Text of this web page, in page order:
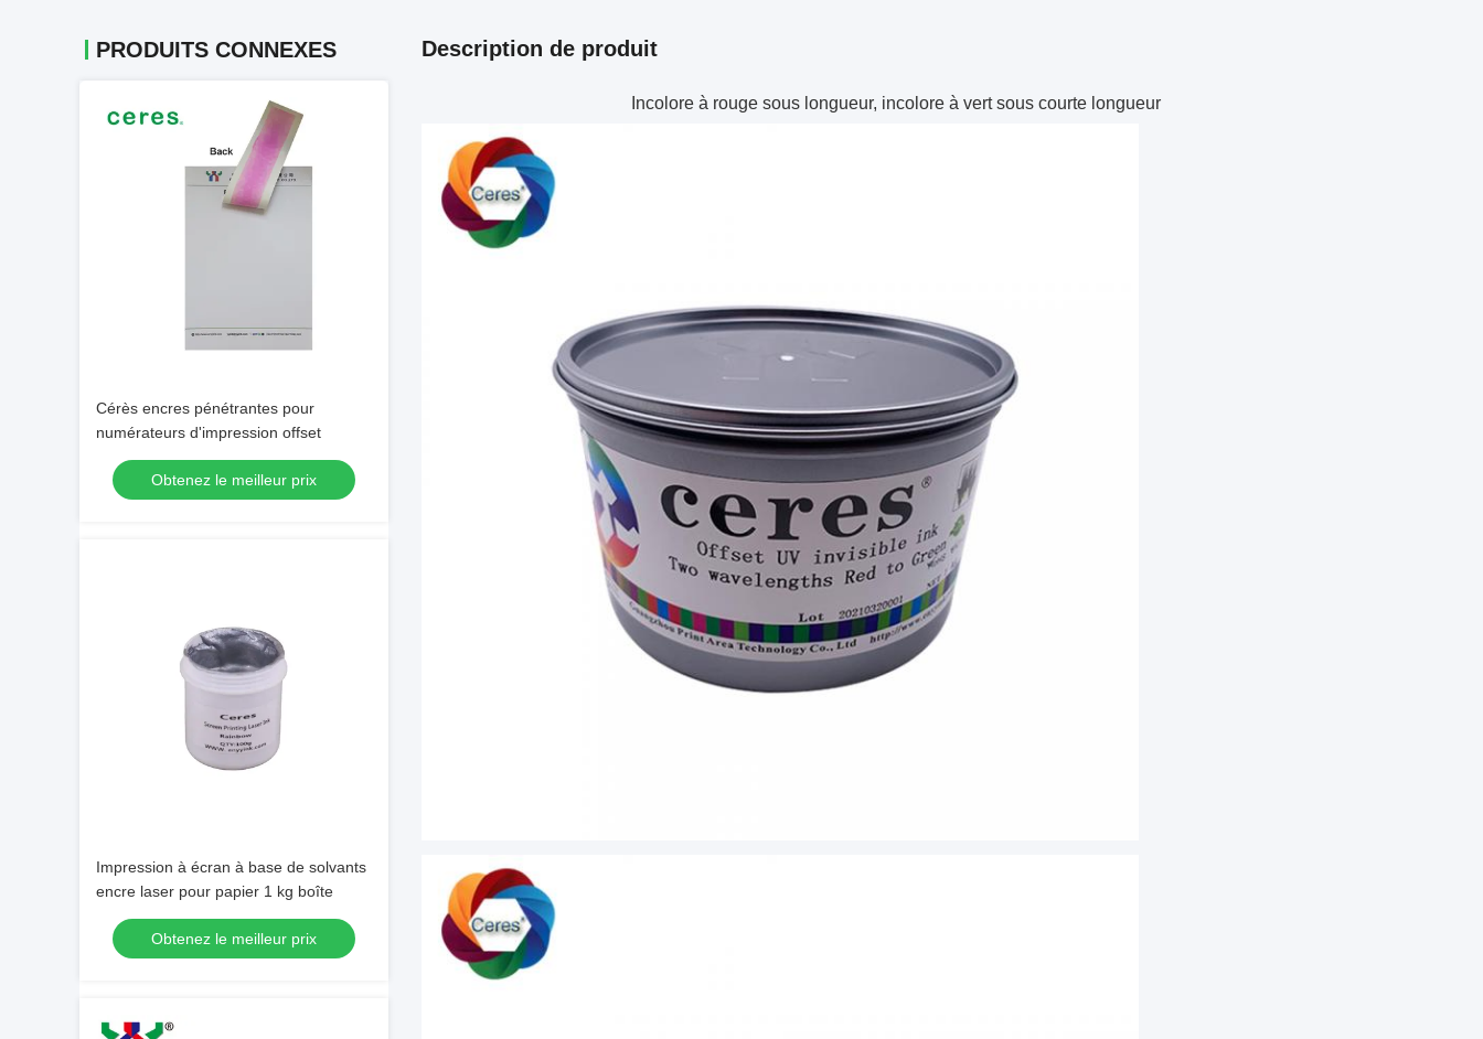
PRODUITS CONNEXES
Cérès encres pénétrantes pour
numérateurs d'impression offset
Obtenez le meilleur prix
Impression à écran à base de solvants
encre laser pour papier 1 kg boîte
Obtenez le meilleur prix
Description de produit
Incolore à rouge sous longueur, incolore à vert sous courte longueur